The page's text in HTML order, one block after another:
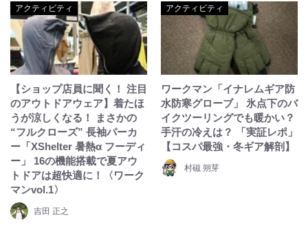
アクティビティ
【ショップ店員に聞く！ 注目
のアウトドアウェア】着たほ
うが涼しくなる！ まさかの
“フルクローズ” 長袖パーカ
ー「XShelter 暑熱α フーディ
ー」 16の機能搭載で夏アウ
トドアは超快適に！〈ワーク
マンvol.1〉
吉田 正之
アクティビティ
ワークマン「イナレムギア防
水防寒グローブ」 氷点下のバ
イクツーリングでも暖かい？
手汗の冷えは？ 「実証レポ」
【コスパ最強・冬ギア解剖】
村磁 朔芽